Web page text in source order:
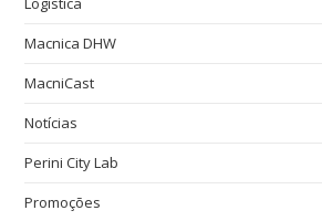
Macnica DHW
MacniCast
Notícias
Perini City Lab
Promoções